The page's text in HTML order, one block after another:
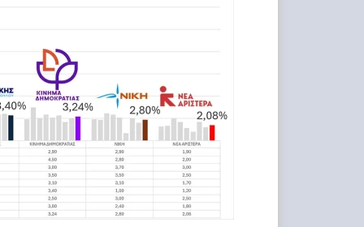
Εφετείο Αθηνών
Στείλε & λάβε μηνύματα σε
πινακίδες οχημάτων